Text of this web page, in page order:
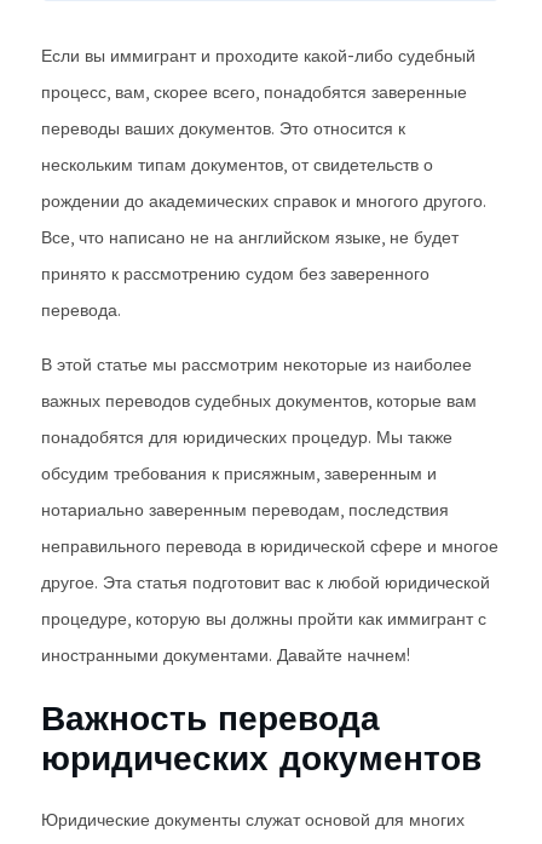
Если вы иммигрант и проходите какой-либо судебный
процесс, вам, скорее всего, понадобятся заверенные
переводы ваших документов. Это относится к
нескольким типам документов, от свидетельств о
рождении до академических справок и многого другого.
Все, что написано не на английском языке, не будет
принято к рассмотрению судом без заверенного
перевода.
В этой статье мы рассмотрим некоторые из наиболее
важных переводов судебных документов, которые вам
понадобятся для юридических процедур. Мы также
обсудим требования к присяжным, заверенным и
нотариально заверенным переводам, последствия
неправильного перевода в юридической сфере и многое
другое. Эта статья подготовит вас к любой юридической
процедуре, которую вы должны пройти как иммигрант с
иностранными документами. Давайте начнем!
Важность перевода
юридических документов
Юридические документы служат основой для многих